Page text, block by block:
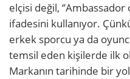
elçisi değil,
ifadesini kullanıyor.
erkek sporcu ya da
temsil eden kişilerde ilk
Markanın tarihinde bir